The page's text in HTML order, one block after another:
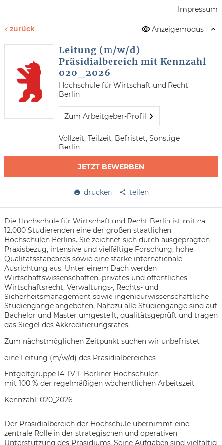
Impressum
zurück Anzeigemodus
Leitung (m/w/d)
Präsidialbereich mit Kennzahl
020_2026
Hochschule für Wirtschaft und Recht
Berlin
Zum Arbeitgeber-Profil
Vollzeit, Teilzeit, Befristet, Sonstige
Berlin
JETZT BEWERBEN
drucken teilen
Die Hochschule für Wirtschaft und Recht Berlin ist mit ca.
12.000 Studierenden eine der großen staatlichen
Hochschulen Berlins. Sie zeichnet sich durch ausgeprägten
Praxisbezug, intensive und vielfältige Forschung, hohe
Qualitätsstandards sowie eine starke internationale
Ausrichtung aus. Unter einem Dach werden
Wirtschaftswissenschaften, privates und öffentliches
Wirtschaftsrecht, Verwaltungs-, Rechts- und
Sicherheitsmanagement sowie ingenieurwissenschaftliche
Studiengänge angeboten. Nahezu alle Studiengänge sind auf
Bachelor und Master umgestellt, qualitätsgeprüft und tragen
das Siegel des Akkreditierungsrates.
Zum nächstmöglichen Zeitpunkt suchen wir unbefristet
eine Leitung (m/w/d) des Präsidialbereiches
Entgeltgruppe 14 TV-L Berliner Hochschulen
mit 100 % der regelmäßigen wöchentlichen Arbeitszeit
Kennzahl: 020_2026
Der Präsidialbereich der Hochschule übernimmt eine
zentrale Rolle in der strategischen und operativen
Unterstützung des Präsidiums. Seine Aufgaben sind vielfältig